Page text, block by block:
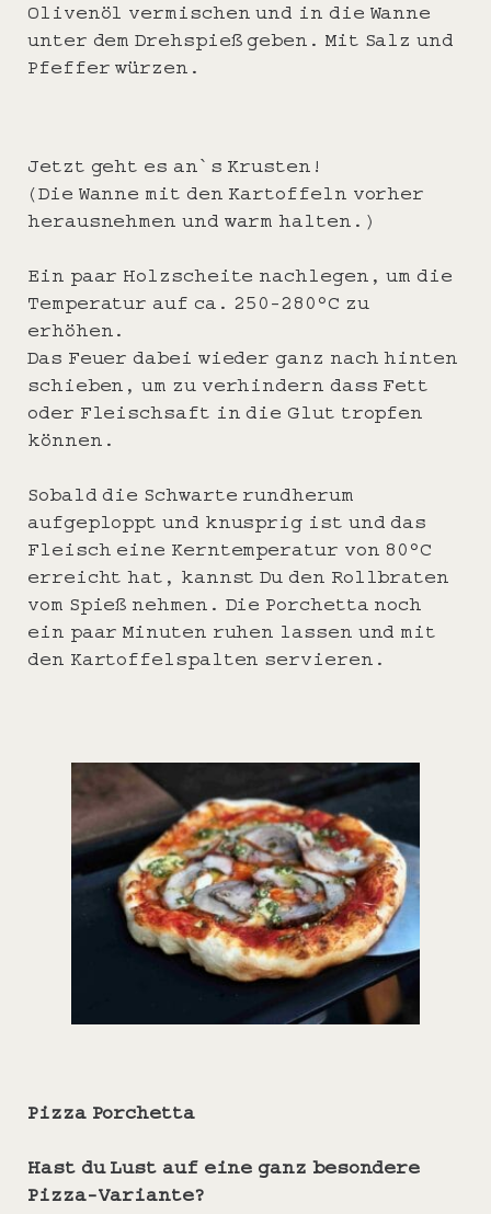
Olivenöl vermischen und in die Wanne
unter dem Drehspieß geben. Mit Salz und
Pfeffer würzen.
Jetzt geht es an`s Krusten!
(Die Wanne mit den Kartoffeln vorher
herausnehmen und warm halten.)
Ein paar Holzscheite nachlegen, um die
Temperatur auf ca. 250-280°C zu
erhöhen.
Das Feuer dabei wieder ganz nach hinten
schieben, um zu verhindern dass Fett
oder Fleischsaft in die Glut tropfen
können.
Sobald die Schwarte rundherum
aufgeploppt und knusprig ist und das
Fleisch eine Kerntemperatur von 80°C
erreicht hat, kannst Du den Rollbraten
vom Spieß nehmen. Die Porchetta noch
ein paar Minuten ruhen lassen und mit
den Kartoffelspalten servieren.
Pizza Porchetta
Hast du Lust auf eine ganz besondere
Pizza-Variante?